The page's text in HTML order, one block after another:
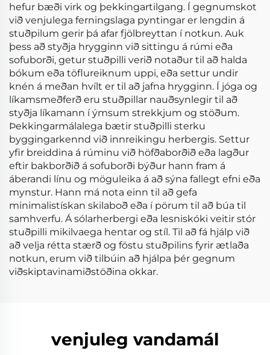
hefur bæði virk og þekkingartilgang. Í gegnumskot
við venjulega ferningslaga pyntingar er lengdin á
stuðpilum gerir þá afar fjölbreyttan í notkun. Auk
þess að styðja hrygginn við sittingu á rúmi eða
sofuborði, getur stuðpilli verið notaður til að halda
bókum eða töflureiknum uppi, eða settur undir
knén á meðan hvílt er til að jafna hrygginn. Í jóga og
líkamsmeðferð eru stuðpillar nauðsynlegir til að
styðja líkamann í ýmsum strekkjum og stöðum.
Þekkingarmálalega bætir stuðpilli sterku
byggingarkennd við innreikingu herbergis. Settur
yfir breiddina á rúminu við höfðaborðið eða lagður
eftir bakborðið á sofuborði býður hann fram á
áberandi línu og möguleika á að sýna fallegt efni eða
mynstur. Hann má nota einn til að gefa
minimalistískan skilaboð eða í pörum til að búa til
samhverfu. Á sólarherbergi eða lesniskóki veitir stór
stuðpilli mikilvaega hentar og stíl. Til að fá hjálp við
að velja rétta stærð og föstu stuðpilins fyrir ætlaða
notkun, erum við tilbúin að hjálpa þér gegnum
viðskiptavinamiðstöðina okkar.
venjuleg vandamál